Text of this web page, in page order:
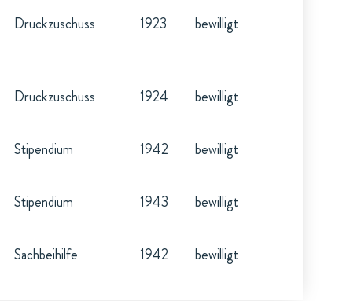
Druckzuschuss 1923 bewilligt
Druckzuschuss 1924 bewilligt
Stipendium 1942 bewilligt
Stipendium 1943 bewilligt
Sachbeihilfe 1942 bewilligt